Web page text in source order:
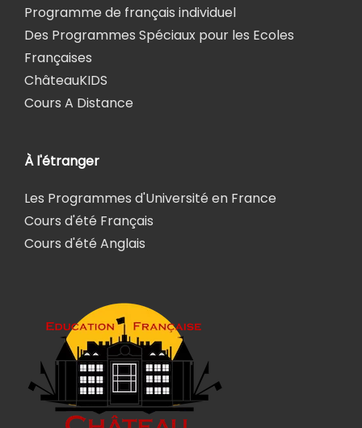
Programme de français individuel
Des Programmes Spéciaux pour les Ecoles
Françaises
ChâteauKIDS
Cours A Distance
À l'étranger
Les Programmes d'Université en France
Cours d'été Français
Cours d'été Anglais